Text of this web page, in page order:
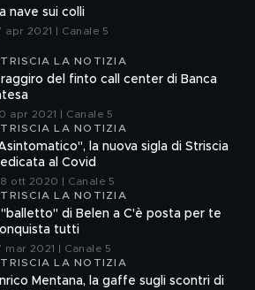
nave sui colli
apr 2021 | Canale 5
LA NOTIZIA
raggiro del finto call center di Banca
apr 2021 | Canale 5
LA NOTIZIA
la nuova sigla di Striscia
al Covid
ott 2020 | Canale 5
LA NOTIZIA
"balletto" di Belen a C'è posta per te
tutti
mar 2021 | Canale 5
LA NOTIZIA
Mentana, la gaffe sugli scontri di